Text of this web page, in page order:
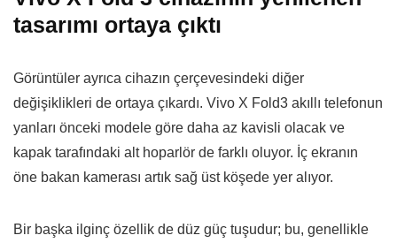
tasarımı ortaya çıktı
Görüntüler ayrıca cihazın çerçevesindeki diğer
değişiklikleri de ortaya çıkardı. Vivo X Fold3 akıllı telefonun
yanları önceki modele göre daha az kavisli olacak ve
kapak tarafındaki alt hoparlör de farklı oluyor. İç ekranın
öne bakan kamerası artık sağ üst köşede yer alıyor.
Bir başka ilginç özellik de düz güç tuşudur; bu, genellikle